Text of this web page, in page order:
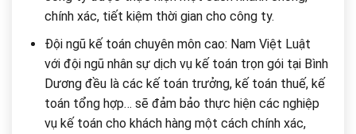
chính xác, tiết kiệm thời gian cho công ty.
Đội ngũ kế toán chuyên môn cao: Nam Việt Luật
với đội ngũ nhân sự dịch vụ kế toán trọn gói tại Bình
Dương đều là các kế toán trưởng, kế toán thuế, kế
toán tổng hợp… sẽ đảm bảo thực hiện các nghiệp
vụ kế toán cho khách hàng một cách chính xác,